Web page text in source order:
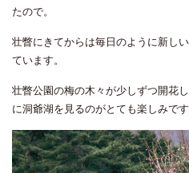
たので。
壮瞥にきてからは毎日のように新し
ています。
壮瞥公園の梅の木々が少しずつ開花
に洞爺湖を見るのがとても楽しみです